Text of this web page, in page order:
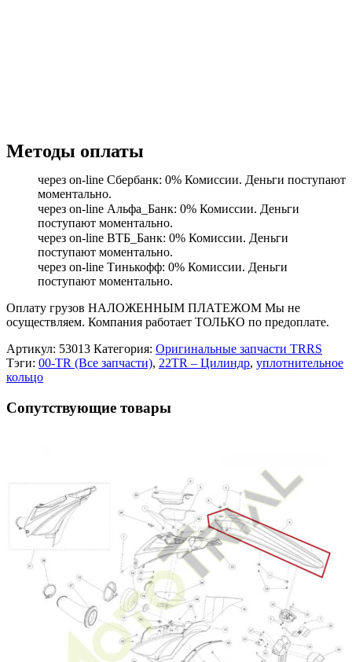
Методы оплаты
через on-line Сбербанк: 0% Комиссии. Деньги поступают
моментально.
через on-line Альфа_Банк: 0% Комиссии. Деньги
поступают моментально.
через on-line ВТБ_Банк: 0% Комиссии. Деньги
поступают моментально.
через on-line Тинькофф: 0% Комиссии. Деньги
поступают моментально.
Оплату грузов НАЛОЖЕННЫМ ПЛАТЕЖОМ Мы не
осуществляем. Компания работает ТОЛЬКО по предоплате.
Артикул: 53013 Категория: Оригинальные запчасти TRRS
Тэги: 00-TR (Все запчасти), 22TR – Цилиндр, уплотнительное
кольцо
Сопутствующие товары